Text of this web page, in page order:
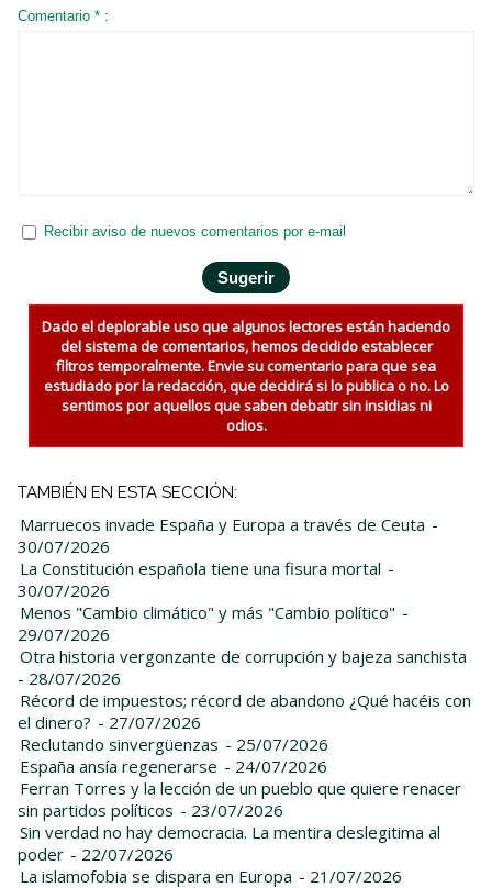
Comentario * :
Recibir aviso de nuevos comentarios por e-mail
Dado el deplorable uso que algunos lectores están haciendo
del sistema de comentarios, hemos decidido establecer
filtros temporalmente. Envie su comentario para que sea
estudiado por la redacción, que decidirá si lo publica o no. Lo
sentimos por aquellos que saben debatir sin insidias ni
odios.
TAMBIÉN EN ESTA SECCIÓN:
Marruecos invade España y Europa a través de Ceuta -
30/07/2026
La Constitución española tiene una fisura mortal -
30/07/2026
Menos "Cambio climático" y más "Cambio político" -
29/07/2026
Otra historia vergonzante de corrupción y bajeza sanchista
- 28/07/2026
Récord de impuestos; récord de abandono ¿Qué hacéis con
el dinero? - 27/07/2026
Reclutando sinvergüenzas - 25/07/2026
España ansía regenerarse - 24/07/2026
Ferran Torres y la lección de un pueblo que quiere renacer
sin partidos políticos - 23/07/2026
Sin verdad no hay democracia. La mentira deslegitima al
poder - 22/07/2026
La islamofobia se dispara en Europa - 21/07/2026